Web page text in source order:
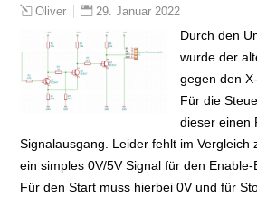
Oliver 29. Januar 2022
Durch den
wurde der
gegen den
Für die
dieser einen
Signalausgang. Leider fehlt im Vergleich
ein simples 0V/5V Signal für den Enable-
Für den Start muss hierbei 0V und für